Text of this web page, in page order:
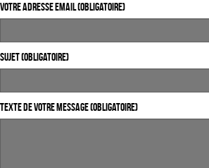
Votre adresse email (obligatoire)
Sujet (obligatoire)
Texte de votre message (obligatoire)